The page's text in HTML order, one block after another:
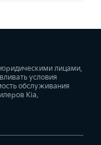
лицами,
условия
обслуживания
Kia.